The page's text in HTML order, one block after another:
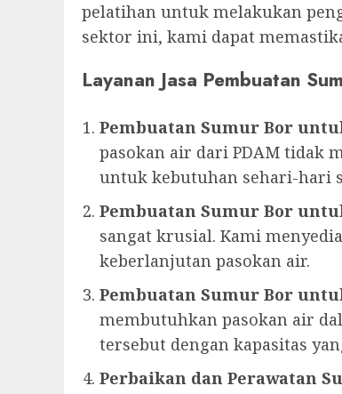
pelatihan untuk melakukan
sektor ini, kami dapat
Layanan Jasa Pembuatan
Pembuatan Sumur Bor
pasokan air dari PDAM tidak
untuk kebutuhan sehari-hari
Pembuatan Sumur Bor
sangat krusial. Kami
keberlanjutan pasokan air.
Pembuatan Sumur Bor
membutuhkan pasokan air
tersebut dengan kapasitas
Perbaikan dan Perawatan